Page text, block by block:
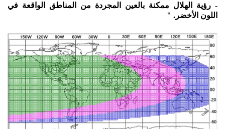
- رؤية الهلال ممكنة بالعين المجردة من المناطق الواقعة في
اللون الأخضر. "